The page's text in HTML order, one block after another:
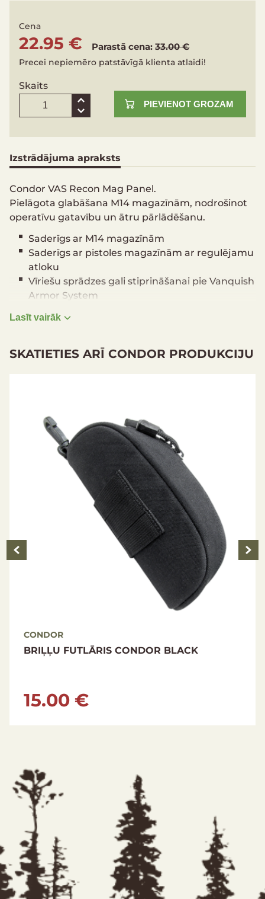
Cena
22.95 € Parastā cena:33.00 €
Precei nepiemēro patstāvīgā klienta atlaidi!
Skaits
PIEVIENOT GROZAM
Izstrādājuma apraksts
Condor VAS Recon Mag Panel.
Pielāgota glabāšana M14 magazīnām, nodrošinot
operatīvu gatavību un ātru pārlādēšanu.
Saderīgs ar M14 magazīnām
Saderīgs ar pistoles magazīnām ar regulējamu
atloku
Vīriešu sprādzes gali stiprināšanai pie Vanquish
Armor System
Lasīt vairāk
SKATIETIES ARĪ CONDOR PRODUKCIJU
BLACK
CONDOR URBAN GO